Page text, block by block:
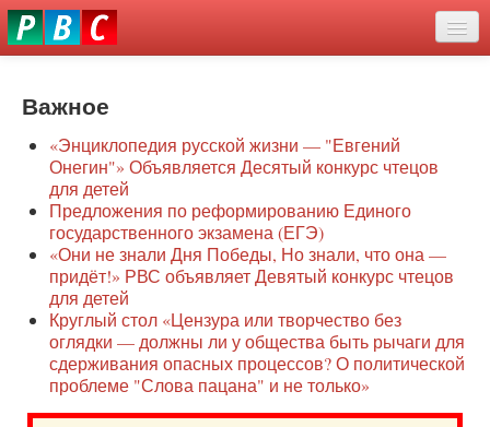
Перейти
к
О нас
Защита семей
Образование
Наше сопротивление
Регионы
Видео
Важное
«Энциклопедия русской жизни — "Евгений
Онегин"» Объявляется Десятый конкурс чтецов
для детей
Предложения по реформированию Единого
государственного экзамена (ЕГЭ)
«Они не знали Дня Победы, Но знали, что она —
придёт!» РВС объявляет Девятый конкурс чтецов
для детей
Круглый стол «Цензура или творчество без
оглядки — должны ли у общества быть рычаги для
сдерживания опасных процессов? О политической
проблеме "Слова пацана" и не только»